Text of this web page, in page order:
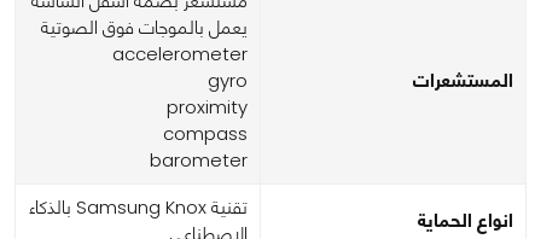
المستشعرات
يعمل بالموجات فوق الصوتية
accelerometer
gyro
proximity
compass
barometer
انواع الحماية
تقنية Samsung Knox بالذكاء